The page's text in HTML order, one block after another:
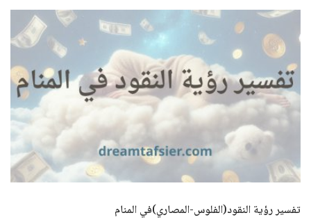
تفسير رؤية النقود(الفلوس-المصاري)في المنام